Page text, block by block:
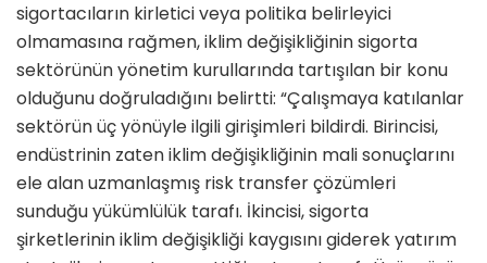
sigortacıların kirletici veya politika belirleyici
olmamasına rağmen, iklim değişikliğinin sigorta
sektörünün yönetim kurullarında tartışılan bir konu
olduğunu doğruladığını belirtti: “Çalışmaya katılanlar
sektörün üç yönüyle ilgili girişimleri bildirdi. Birincisi,
endüstrinin zaten iklim değişikliğinin mali sonuçlarını
ele alan uzmanlaşmış risk transfer çözümleri
sunduğu yükümlülük tarafı. İkincisi, sigorta
şirketlerinin iklim değişikliği kaygısını giderek yatırım